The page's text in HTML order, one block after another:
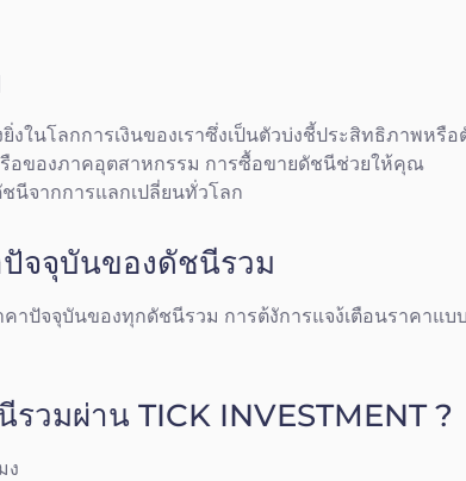
ในโลกการเงินของเราซึ่งเป็นตัวบ่งชี้ประสิทธิภาพหรือ
รือของภาคอุตสาหกรรม การซื้อขายดัชนีช่วยให้คุณ
นีจากการแลกเปลี่ยนทั่วโลก
จจุบันของดัชนีรวม
าปัจจุบันของทุกดัชนีรวม การต้งัการแจง้เตือนราคาแบ
วมผ่าน TICK INVESTMENT ?
ง